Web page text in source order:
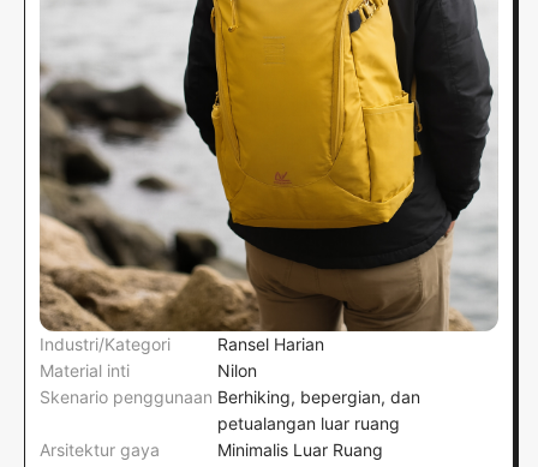
Industri/Kategori
Ransel Harian
Material inti
Nilon
Skenario penggunaan Berhiking, bepergian, dan
petualangan luar ruang
Arsitektur gaya
Minimalis Luar Ruang